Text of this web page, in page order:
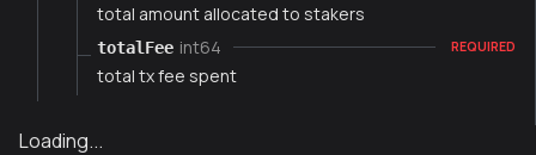
total amount allocated to stakers
totalFee int64 REQUIRED
total tx fee spent
Loading...